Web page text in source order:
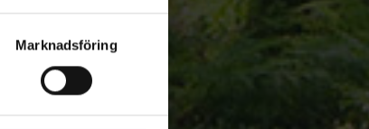
Marknadsföring